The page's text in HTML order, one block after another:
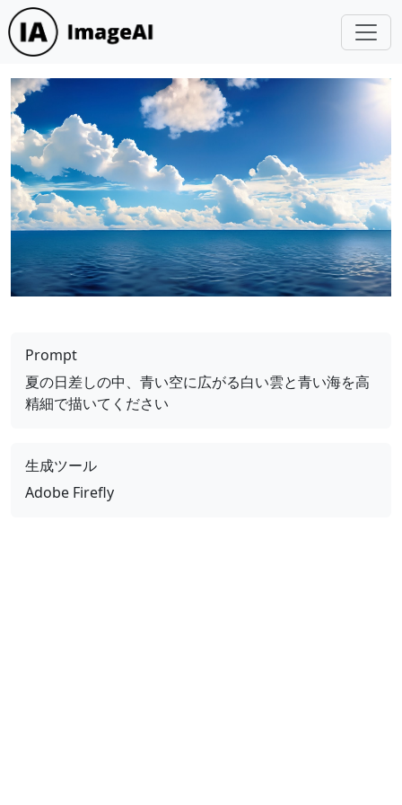
Prompt
夏の日差しの中、青い空に広がる白い雲と青い海を高
精細で描いてください
生成ツール
Adobe Firefly